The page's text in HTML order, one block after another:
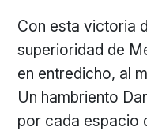
Con esta victoria
superioridad de
en entredicho, al
Un hambriento
por cada espacio